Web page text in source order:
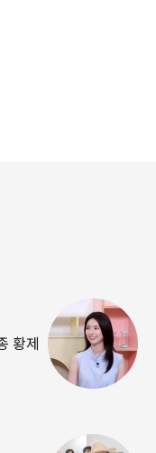
황제